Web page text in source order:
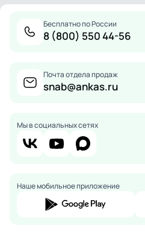
Бесплатно по России
8 (800) 550 44-56
Почта отдела продаж
snab@ankas.ru
Мы в социальных сетях
Наше мобильное приложение